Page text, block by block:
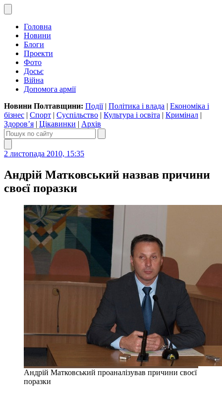
Головна
Новини
Блоги
Проекти
Фото
Досьє
Війна
Допомога армії
Новини Полтавщини: Події| Політика і влада | Економіка і
бізнес | Спорт | Суспільство | Культура і освіта | Кримінал |
Здоров’я | Цікавинки | Архів
2 листопада 2010, 15:35
Андрій Матковський назвав причини
своєї поразки
Андрій Матковський проаналізував причини своєї
поразки